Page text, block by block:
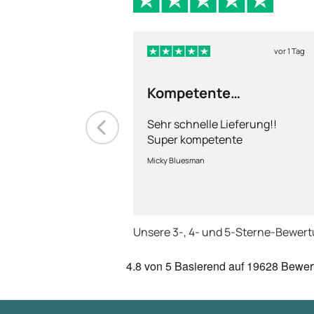
vor 1 Tag
Kompetente
Sehr schnelle Lieferung!!
Super kompetente
Abhandlung!
Micky Bluesman
Unsere 3-, 4- und 5-Sterne-
4.8 von 5 Basierend auf19628